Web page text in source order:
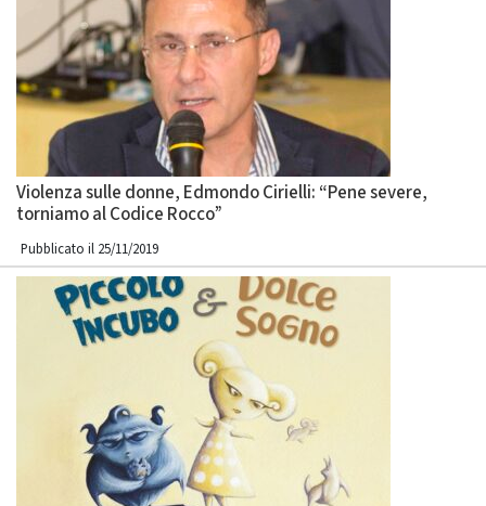
Violenza sulle donne, Edmondo Cirielli: “Pene severe,
torniamo al Codice Rocco”
Pubblicato il 25/11/2019